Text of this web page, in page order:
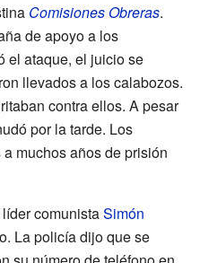
Comisiones Obreras.
de apoyo a los
el ataque, el juicio se
llevados a los calabozos.
contra ellos. A pesar
por la tarde. Los
muchos años de prisión
comunistaSimón
La policía dijo que se